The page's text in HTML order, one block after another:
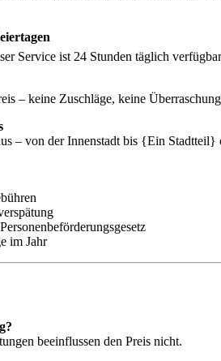
Service ist 24 Stunden täglich
– keine Zuschläge, keine
– von der Innenstadt bis {Ein
im Jahr
beeinflussen den Preis nicht.